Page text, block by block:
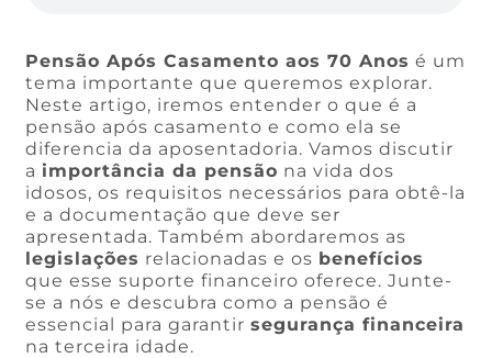
Pensão Após Casamento aos 70 Anos é um
tema importante que queremos explorar.
Neste artigo, iremos entender o que é a
pensão após casamento e como ela se
diferencia da aposentadoria. Vamos discutir
a importância da pensão na vida dos
idosos, os requisitos necessários para obtê-la
e a documentação que deve ser
apresentada. Também abordaremos as
legislações relacionadas e os benefícios
que esse suporte financeiro oferece. Junte-
se a nós e descubra como a pensão é
essencial para garantirsegurança financeira
na terceira idade.